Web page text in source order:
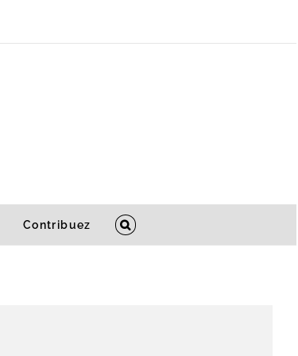
Contribuez